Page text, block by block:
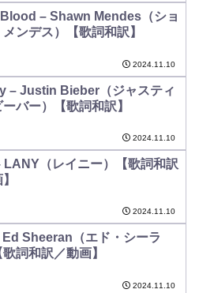
Blood – Shawn Mendes（ショ
ンデス）【歌詞和訳】
2024.11.10
– Justin Bieber（ジャスティ
ーバー）【歌詞和訳】
2024.11.10
LANY（レイニー）【歌詞和訳
2024.11.10
Sheeran（エド・シーラ
詞和訳／動画】
2024.11.10